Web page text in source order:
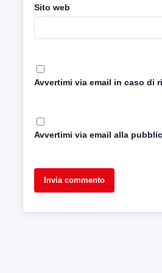
Sito web
Avvertimi via email in caso di
Avvertimi via email alla